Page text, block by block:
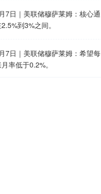
7日｜美联储穆萨莱姆：核心通
到3%之间。
7日｜美联储穆萨莱姆：希望每
率低于0.2%。